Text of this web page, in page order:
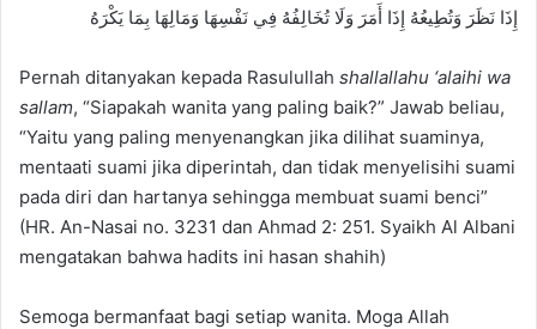
إِذَا نَظَرَ وَتُطِيعُهُ إِذَا أَمَرَ وَلَا تُخَالِفُهُ فِي نَفْسِهَا وَمَالِهَا بِمَا يَكْرَهُ
Pernah ditanyakan kepada Rasulullah shallallahu ‘alaihi wa
sallam, “Siapakah wanita yang paling baik?” Jawab beliau,
“Yaitu yang paling menyenangkan jika dilihat suaminya,
mentaati suami jika diperintah, dan tidak menyelisihi suami
pada diri dan hartanya sehingga membuat suami benci”
(HR. An-Nasai no. 3231 dan Ahmad 2: 251. Syaikh Al Albani
mengatakan bahwa hadits ini hasan shahih)
Semoga bermanfaat bagi setiap wanita. Moga Allah